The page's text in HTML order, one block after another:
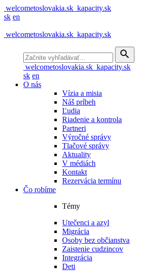
welcometoslovakia.sk kapacity.sk
sk en
welcometoslovakia.sk kapacity.sk
search
welcometoslovakia.sk kapacity.sk
sk en
O nás
Vízia a misia
Náš príbeh
Ľudia
Riadenie a kontrola
Partneri
Výročné správy
Tlačové správy
Aktuality
V médiách
Kontakt
Rezervácia termínu
Čo robíme
Témy
Utečenci a azyl
Migrácia
Osoby bez občianstva
Zaistenie cudzincov
Integrácia
Deti